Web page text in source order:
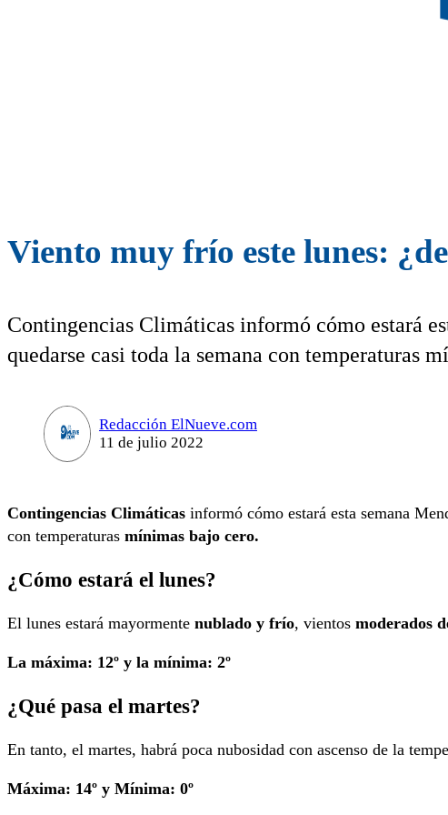
Viento muy frío este lunes:
Contingencias Climáticas informó cómo estará
quedarse casi toda la semana con temperaturas
Redacción ElNueve.com
11 de julio 2022
Contingencias Climáticas informó cómo estará esta semana
con temperaturas mínimas bajo cero.
¿Cómo estará el lunes?
El lunes estará mayormente nublado y frí­o, vientos moderados
La máxima: 12º y la mínima: 2º
¿Qué pasa el martes?
En tanto, el martes, habrá poca nubosidad con ascenso de la
Máxima: 14º y Mínima: 0º